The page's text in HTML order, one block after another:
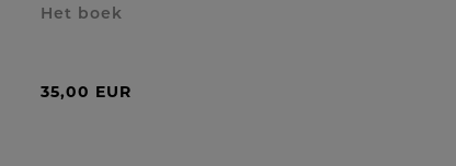
Het boek
35,00 EUR